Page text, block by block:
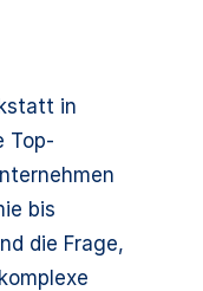
in
Top-
bis
die Frage,